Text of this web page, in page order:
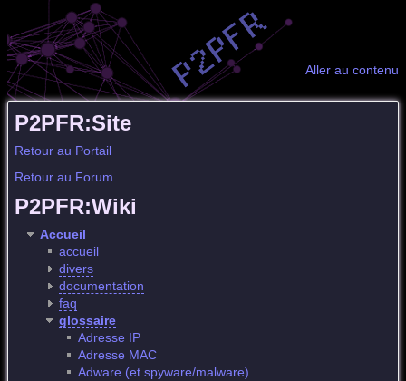
Aller au contenu
P2PFR:Site
Retour au Portail
Retour au Forum
P2PFR:Wiki
Accueil
accueil
divers
documentation
faq
glossaire
Adresse IP
Adresse MAC
Adware (et spyware/malware)